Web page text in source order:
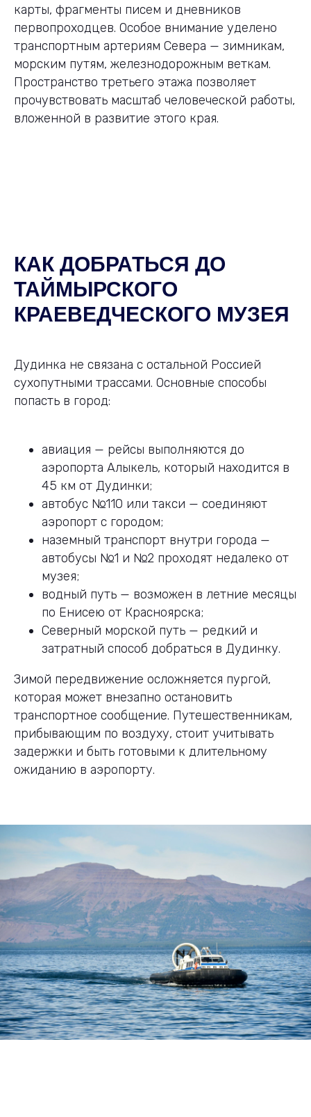
карты, фрагменты писем и дневников
первопроходцев. Особое внимание уделено
транспортным артериям Севера — зимникам,
морским путям, железнодорожным веткам.
Пространство третьего этажа позволяет
прочувствовать масштаб человеческой работы,
вложенной в развитие этого края.
КАК ДОБРАТЬСЯ ДО
ТАЙМЫРСКОГО
КРАЕВЕДЧЕСКОГО МУЗЕЯ
Дудинка не связана с остальной Россией
сухопутными трассами. Основные способы
попасть в город:
авиация — рейсы выполняются до
аэропорта Алыкель, который находится в
45 км от Дудинки;
автобус №110 или такси — соединяют
аэропорт с городом;
наземный транспорт внутри города —
автобусы №1 и №2 проходят недалеко от
музея;
водный путь — возможен в летние месяцы
по Енисею от Красноярска;
Северный морской путь — редкий и
затратный способ добраться в Дудинку.
Зимой передвижение осложняется пургой,
которая может внезапно остановить
транспортное сообщение. Путешественникам,
прибывающим по воздуху, стоит учитывать
задержки и быть готовыми к длительному
ожиданию в аэропорту.